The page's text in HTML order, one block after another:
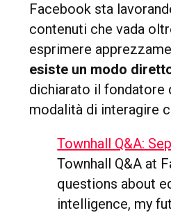
Facebook sta
contenuti che vada
esprimere
esiste un modo
dichiarato il fondatore
modalità di interagire
Townhall Q&A:
Townhall Q&A at
questions about
intelligence, my